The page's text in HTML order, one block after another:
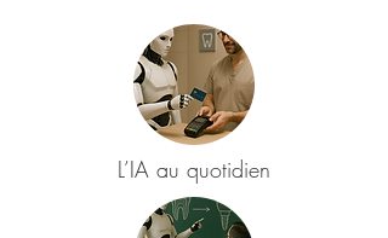
L’IA au quotidien